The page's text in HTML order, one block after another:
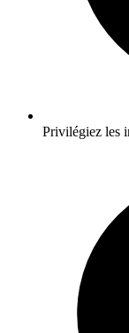
Privilégiez les